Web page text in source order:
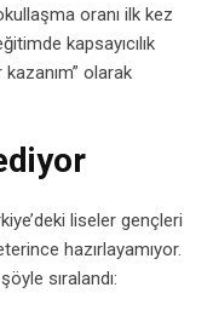
oranı ilk kez
kapsayıcılık
olarak
liseler gençleri
hazırlayamıyor.
sıralandı: